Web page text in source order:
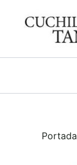
Portada